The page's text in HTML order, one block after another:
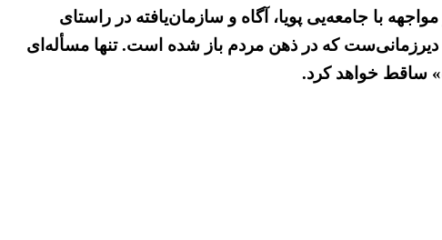
با جامعه‌یی پویا، آگاه و سازمان‌یافته در راستای
که در ذهن مردم باز شده است. تنها مسأله‌ای
ساقط خواهد کرد.